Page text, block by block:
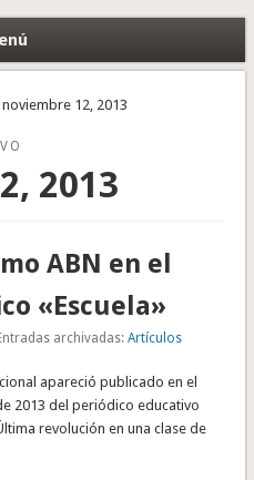
12, 2013
2013
ABN en el
«Escuela»
archivadas:Artículos
apareció publicado en el
2013 del periódico educativo
revolución en una clase de